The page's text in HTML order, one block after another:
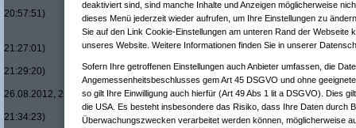
Re(24):
20:57:51)
21:27:01)
21:29:20)
26.08.2012, 21:31:32)
21:34:23)
deaktiviert sind, sind manche Inhalte und Anzeigen möglicherweise
dieses Menü jederzeit wieder aufrufen, um Ihre Einstellungen zu
Sie auf den Link Cookie-Einstellungen am unteren Rand der Webseite
unseres Website. Weitere Informationen finden Sie in unserer
Sofern Ihre getroffenen Einstellungen auch Anbieter umfassen, die
Angemessenheitsbeschlusses gem Art 45 DSGVO und ohne
so gilt Ihre Einwilligung auch hierfür (Art 49 Abs 1 lit a DSGVO). Dies
die USA. Es besteht insbesondere das Risiko, dass Ihre Daten durch
Überwachungszwecken verarbeitet werden können, möglicherweise